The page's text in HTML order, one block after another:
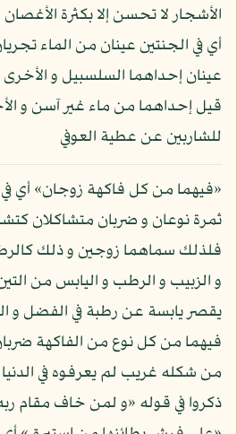
الأشجار لا تحسن إلا بكثرة
أي في الجنتين عينان من الماء
عينان إحداهما السلسبيل و
قيل إحداهما من ماء غير آسن و
للشاربين عن عطية العوفي
«فيهما من كل فاكهة زوجان» أي
ثمرة نوعان و ضربان متشاكلان
فلذلك سماهما زوجين و ذلك
و الزبيب و الرطب و اليابس من
يقصر يابسة عن رطبة في الفضل و
فيهما من كل نوع من الفاكهة
من شكله غريب لم يعرفوه في
ذكروا في قوله «و لمن خاف مقام